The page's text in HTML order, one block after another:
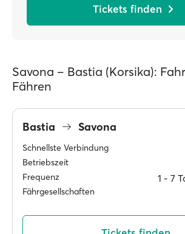
Tickets finden
Savona – Bastia (Korsika):
Fähren
Bastia Savona
Schnellste Verbindung
Betriebszeit
Frequenz 1 ‐ 7
Fährgesellschaften